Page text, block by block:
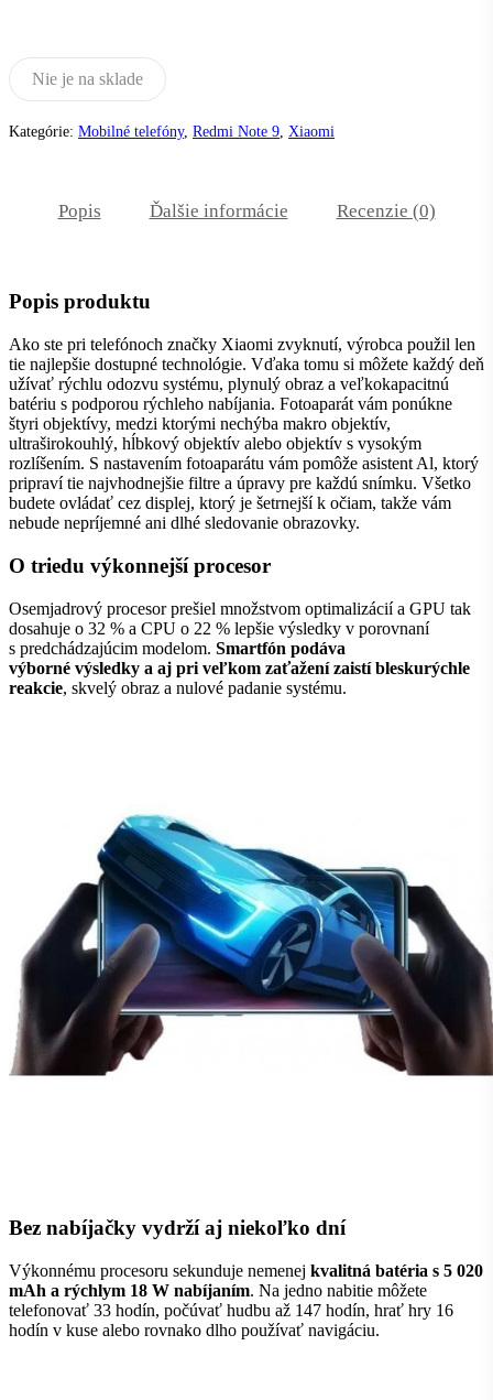
Nie je na sklade
Kategórie: Mobilné telefóny, Redmi Note 9 Xiaomi
Popis Ďalšie informácie Recenzie (0)
Popis produktu
Ako ste pri telefónoch značky Xiaomi zvyknutí, výrobca použil len
tie najlepšie dostupné technológie. Vďaka tomu si môžete každý deň
užívať rýchlu odozvu systému, plynulý obraz a veľkokapacitnú
batériu s podporou rýchleho nabíjania. Fotoaparát vám ponúkne
štyri objektívy, medzi ktorými nechýba makro objektív,
ultraširokouhlý, hĺbkový objektív alebo objektív s vysokým
rozlíšením. S nastavením fotoaparátu vám pomôže asistent Al, ktorý
pripraví tie najvhodnejšie filtre a úpravy pre každú snímku. Všetko
budete ovládať cez displej, ktorý je šetrnejší k očiam, takže vám
nebude nepríjemné ani dlhé sledovanie obrazovky.
O triedu výkonnejší procesor
Osemjadrový procesor prešiel množstvom optimalizácií a GPU tak
dosahuje o 32 % a CPU o 22 % lepšie výsledky v porovnaní
s predchádzajúcim modelom. Smartfón podáva
výborné výsledky a aj pri veľkom zaťažení zaistí bleskurýchle
reakcie, skvelý obraz a nulové padanie systému.
Bez nabíjačky vydrží aj niekoľko dní
Výkonnému procesoru sekunduje nemenej kvalitná batéria s 5 020
mAh a rýchlym 18 W nabíjaním. Na jedno nabitie môžete
telefonovať 33 hodín, počúvať hudbu až 147 hodín, hrať hry 16
hodín v kuse alebo rovnako dlho používať navigáciu.